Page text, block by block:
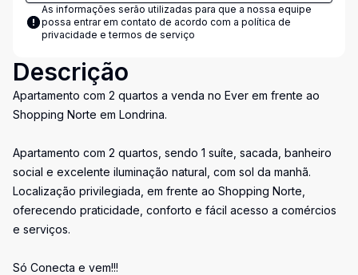
As informações serão utilizadas para que a nossa equipe
possa entrar em contato de acordo com a política de
privacidade e termos de serviço
Descrição
Apartamento com 2 quartos a venda no Ever em frente ao
Shopping Norte em Londrina.
Apartamento com 2 quartos, sendo 1 suíte, sacada, banheiro
social e excelente iluminação natural, com sol da manhã.
Localização privilegiada, em frente ao Shopping Norte,
oferecendo praticidade, conforto e fácil acesso a comércios
e serviços.
Só Conecta e vem!!!